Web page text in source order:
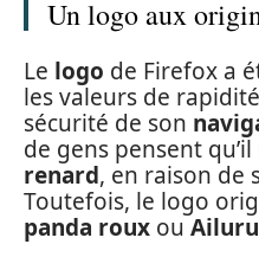
Un logo aux
Le logo de Firefox a
les valeurs de
sécurité de son
de gens pensent
renard, en raison de
Toutefois, le logo
panda roux ou